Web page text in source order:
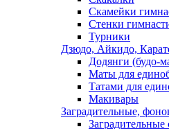
Скамейки
Стенки
Турники
Дзюдо, Айкидо,
Додянги (будо-
Маты для
Татами для
Макивары
Заградительные,
Заградительные